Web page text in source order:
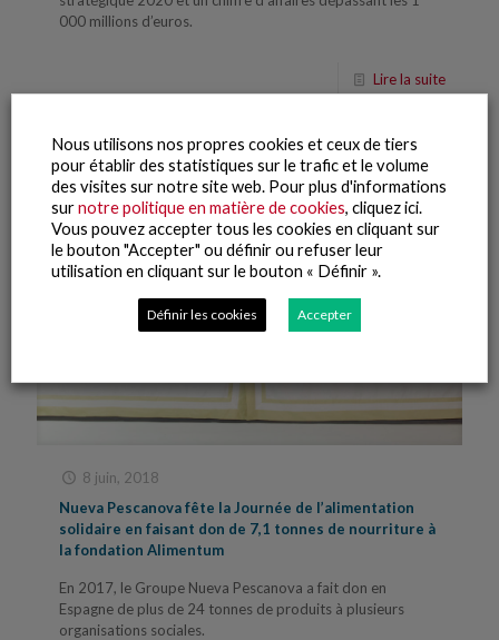
000 millions d’euros.
Lire la suite
8 juin, 2018
Nueva Pescanova fête la Journée de l’alimentation
solidaire en faisant don de 7,1 tonnes de nourriture à
la fondation Alimentum
En 2017, le Groupe Nueva Pescanova a fait don en
Espagne de plus de 24 tonnes de produits à plusieurs
organisations sociales.
Nous utilisons nos propres cookies et ceux de tiers
pour établir des statistiques sur le trafic et le volume
des visites sur notre site web. Pour plus d'informations
surnotre politique en matière de cookies, cliquez ici.
Vous pouvez accepter tous les cookies en cliquant sur
le bouton "Accepter" ou définir ou refuser leur
utilisation en cliquant sur le bouton « Définir ».
Définir les cookies Accepter